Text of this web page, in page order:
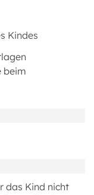
Kindes
beim
das Kind nicht